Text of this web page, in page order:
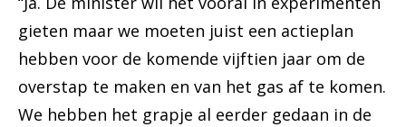
gieten maar we moeten juist een actieplan
hebben voor de komende vijftien jaar om de
overstap te maken en van het gas af te komen.
We hebben het grapje al eerder gedaan in de